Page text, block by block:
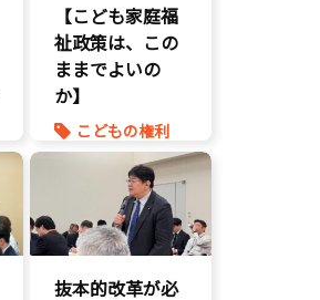
【こども家庭福
祉政策は、この
ままでよいの
か】
こどもの権利
こども政策
命を守る
養子縁組
抜本的改革が必